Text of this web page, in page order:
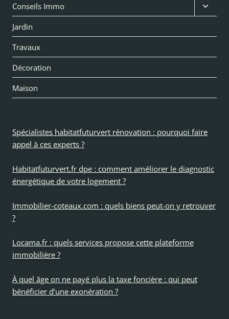
Conseils Immo
le
menu
Jardin
Travaux
Décoration
Maison
Spécialistes habitatfuturvert rénovation : pourquoi faire
appel à ces experts ?
Habitatfuturvert.fr dpe : comment améliorer le diagnostic
énergétique de votre logement ?
Immobilier-coteaux.com : quels biens peut-on y retrouver
?
Locama.fr : quels services propose cette plateforme
immobilière ?
À quel âge on ne payé plus la taxe foncière : qui peut
bénéficier d’une exonération ?